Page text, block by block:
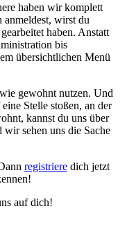
haben wir komplett
wirst du
haben. Anstatt
bis
übersichtlichen Menü
gewohnt nutzen. Und
Stelle stoßen, an der
kannst du uns über
wir sehen uns die Sache
registriere dich jetzt
auf dich!